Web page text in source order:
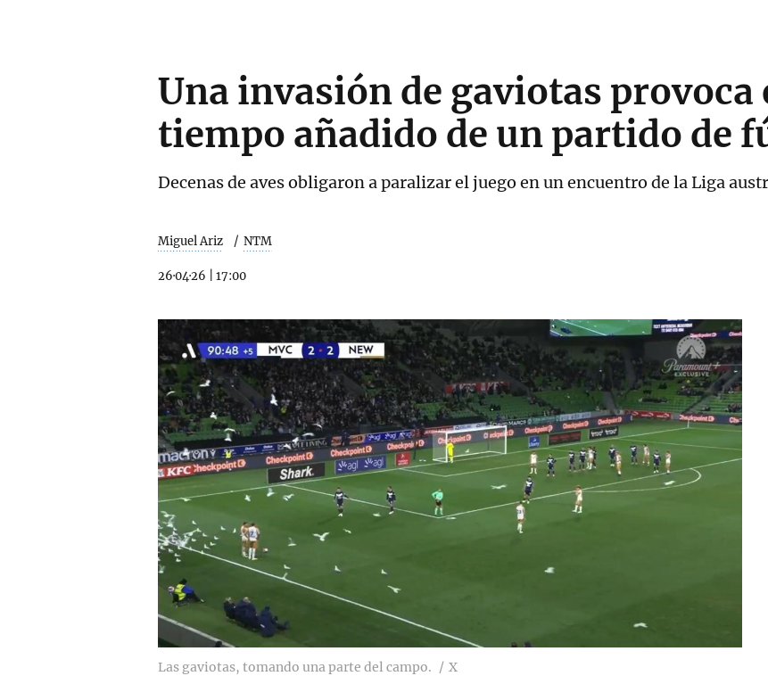
Una invasión de gaviotas provoca
tiempo añadido de un partido de
Decenas de aves obligaron a paralizar el juego en un encuentro de la Liga
Miguel Ariz NTM
26·04·26 17:00
Las gaviotas, tomando una parte del campo. X